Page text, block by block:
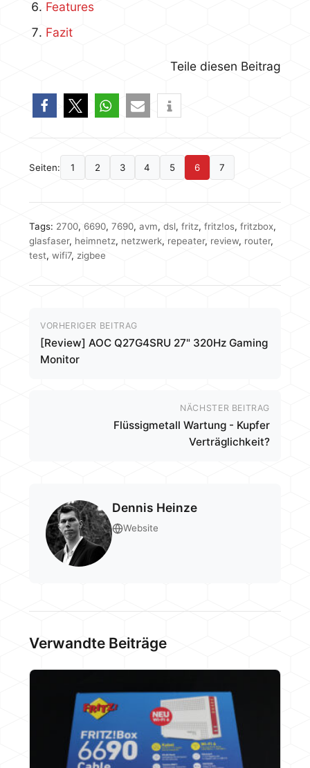
Features
Fazit
Teile diesen Beitrag
Seiten: 1 2 3 4 5 6 7
Tags: 2700, 6690, 7690, avm, dsl, fritz, fritz!os, fritzbox,
glasfaser, heimnetz, netzwerk, repeater, review, router,
test, wifi7, zigbee
VORHERIGER BEITRAG
[Review] AOC Q27G4SRU 27" 320Hz Gaming
Monitor
NÄCHSTER BEITRAG
Flüssigmetall Wartung - Kupfer
Verträglichkeit?
Dennis Heinze
Website
Verwandte Beiträge